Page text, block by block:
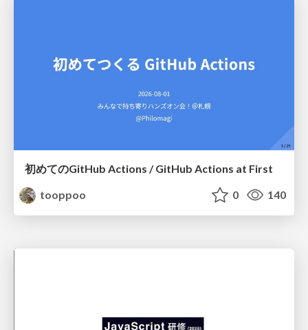
初めてのGitHub Actions / GitHub Actions at First
tooppoo
0 140